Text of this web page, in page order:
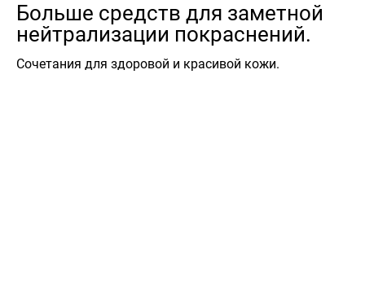
Больше средств для заметной
нейтрализации покраснений.
Сочетания для здоровой и красивой кожи.